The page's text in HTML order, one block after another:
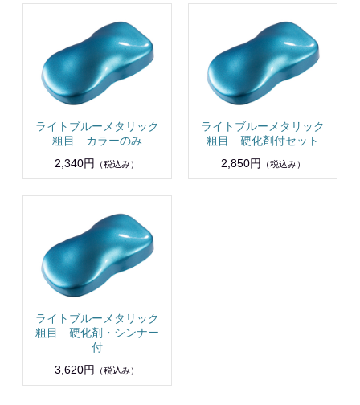
ライトブルーメタリック
粗目 カラーのみ
2,340円
（税込み）
ライトブルーメタリック
粗目 硬化剤付セット
2,850円
（税込み）
ライトブルーメタリック
粗目 硬化剤・シンナー
付
3,620円
（税込み）